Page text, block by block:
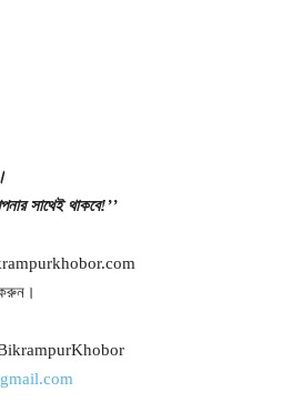
সাথেই থাকবে!’’